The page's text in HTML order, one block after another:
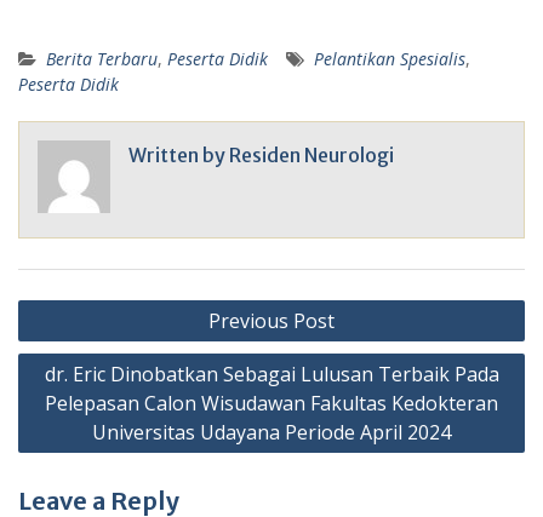
Berita Terbaru, Peserta Didik Pelantikan Spesialis,
Peserta Didik
Written by Residen Neurologi
Post
navigation
Previous Post
dr. Eric Dinobatkan Sebagai Lulusan Terbaik Pada
Pelepasan Calon Wisudawan Fakultas Kedokteran
Universitas Udayana Periode April 2024
Leave a Reply